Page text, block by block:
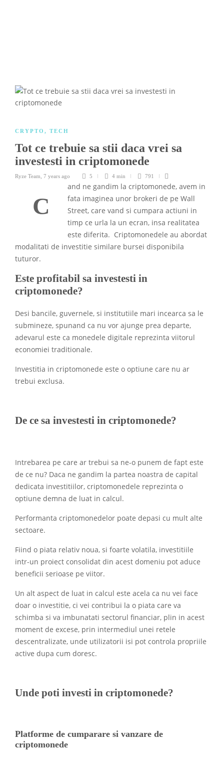
CRYPTO , TECH
Tot ce trebuie sa stii daca vrei sa
investesti in criptomonede
Ryze Team 7 years ago 5 4 min 791
C
and ne gandim la criptomonede, avem in
fata imaginea unor brokeri de pe Wall
Street, care vand si cumpara actiuni in
timp ce urla la un ecran, insa realitatea
este diferita. Criptomonedele au abordat
modalitati de investitie similare bursei disponibila
tuturor.
Este profitabil sa investesti in
criptomonede?
Desi bancile, guvernele, si institutiile mari incearca sa le
submineze, spunand ca nu vor ajunge prea departe,
adevarul este ca monedele digitale reprezinta viitorul
economiei traditionale.
Investitia in criptomonede este o optiune care nu ar
trebui exclusa.
De ce sa investesti in criptomonede?
Intrebarea pe care ar trebui sa ne-o punem de fapt este
de ce nu? Daca ne gandim la partea noastra de capital
dedicata investitiilor, criptomonedele reprezinta o
optiune demna de luat in calcul.
Performanta criptomonedelor poate depasi cu mult alte
sectoare.
Fiind o piata relativ noua, si foarte volatila, investitiile
intr-un proiect consolidat din acest domeniu pot aduce
beneficii serioase pe viitor.
Un alt aspect de luat in calcul este acela ca nu vei face
doar o investitie, ci vei contribui la o piata care va
schimba si va imbunatati sectorul financiar, plin in acest
moment de excese, prin intermediul unei retele
descentralizate, unde utilizatorii isi pot controla propriile
active dupa cum doresc.
Unde poti investi in criptomonede?
Platforme de cumparare si vanzare de
criptomonede